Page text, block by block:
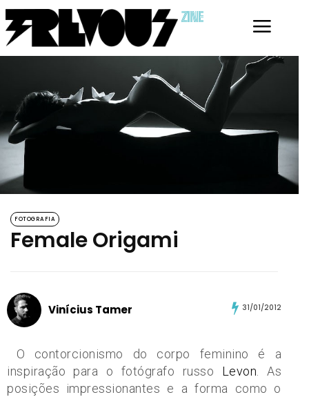
ZINE
FOTOGRAFIA
Female Origami
Vinícius Tamer 31/01/2012
O contorcionismo do corpo feminino é a
inspiração para o fotógrafo russo Levon . As
posições impressionantes e a forma como o